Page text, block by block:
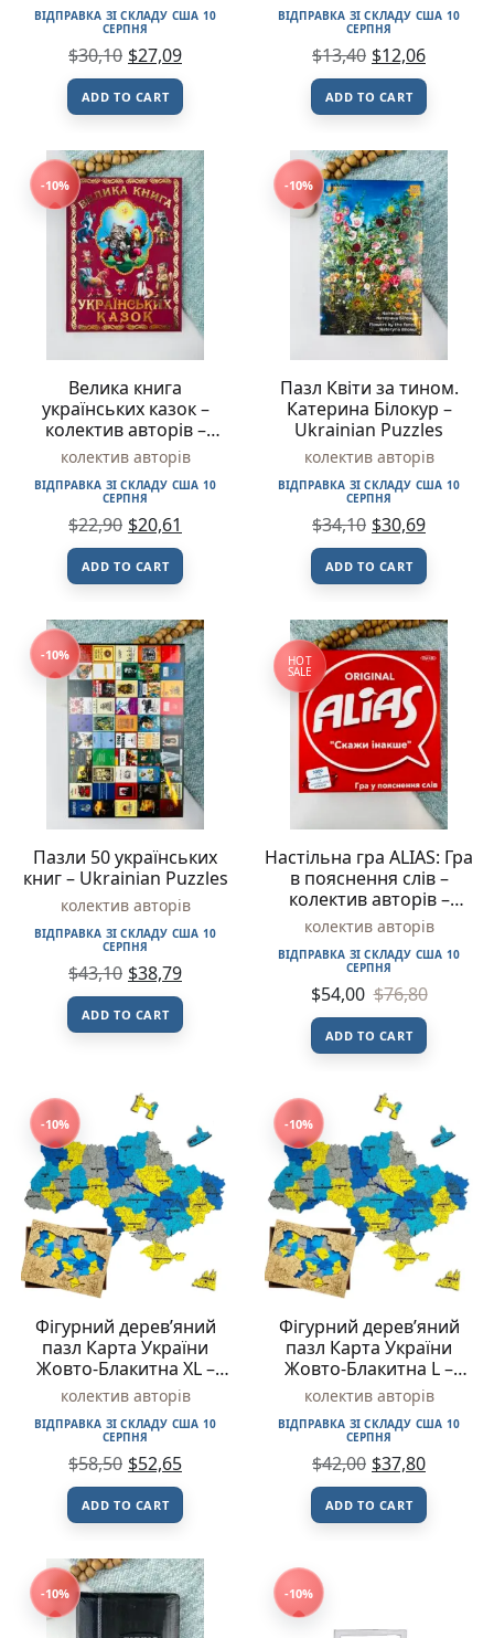
ВІДПРАВКА ЗІ СКЛАДУ США 10
СЕРПНЯ
$30,10 $27,09
ADD TO CART
ВІДПРАВКА ЗІ СКЛАДУ США 10
СЕРПНЯ
$13,40 $12,06
ADD TO CART
-10%
Велика книга
українських казок –
колектив авторів –
Белкар-книга
колектив авторів
ВІДПРАВКА ЗІ СКЛАДУ США 10
СЕРПНЯ
$22,90 $20,61
ADD TO CART
-10%
Пазл Квіти за тином.
Катерина Білокур –
Ukrainian Puzzles
колектив авторів
ВІДПРАВКА ЗІ СКЛАДУ США 10
СЕРПНЯ
$34,10 $30,69
ADD TO CART
-10%
Пазли 50 українських
книг – Ukrainian Puzzles
колектив авторів
ВІДПРАВКА ЗІ СКЛАДУ США 10
СЕРПНЯ
$43,10 $38,79
ADD TO CART
HOT
SALE
Настільна гра ALIAS: Гра
в пояснення слів –
колектив авторів –
Tactic
колектив авторів
ВІДПРАВКА ЗІ СКЛАДУ США 10
СЕРПНЯ
$54,00 $76,80
ADD TO CART
-10%
Фігурний дерев’яний
пазл Карта України
Жовто-Блакитна XL –
колектив авторів –
Ukrainian Puzzles
колектив авторів
ВІДПРАВКА ЗІ СКЛАДУ США 10
СЕРПНЯ
$58,50 $52,65
ADD TO CART
-10%
Фігурний дерев’яний
пазл Карта України
Жовто-Блакитна L –
колектив авторів –
Ukrainian Puzzles
колектив авторів
ВІДПРАВКА ЗІ СКЛАДУ США 10
СЕРПНЯ
$42,00 $37,80
ADD TO CART
-10% -10%